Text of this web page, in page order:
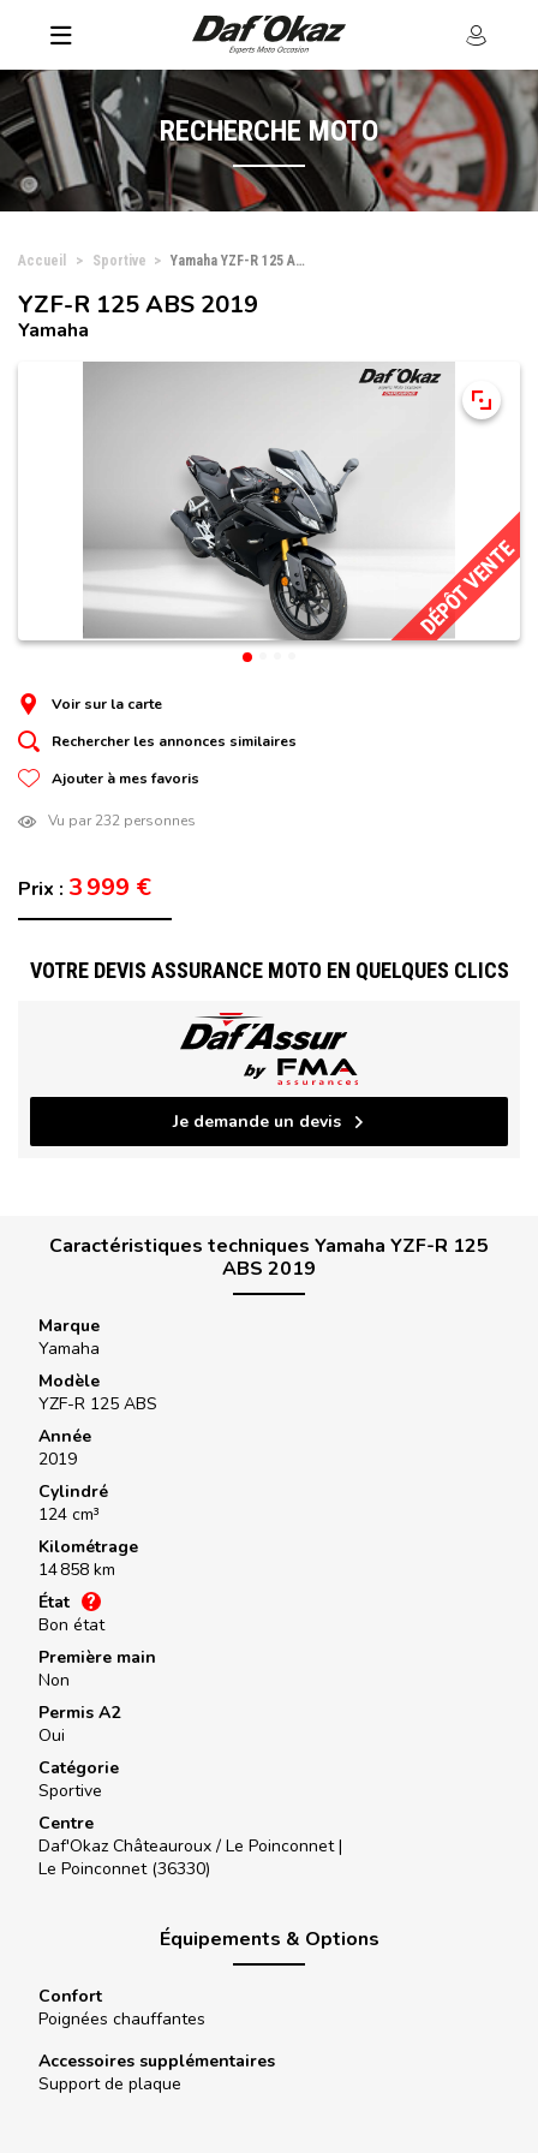
RECHERCHE MOTO
Accueil Sportive Yamaha YZF-R 125 ABS
DÉPÔT VENTE
YZF-R 125 ABS 2019
Yamaha
Voir sur la carte
Rechercher les annonces similaires
Ajouter à mes favoris
Vu par 232 personnes
Prix : 3 999 €
VOTRE DEVIS ASSURANCE MOTO EN QUELQUES CLICS
Je demande un devis
Caractéristiques techniques Yamaha YZF-R 125
ABS 2019
Marque
Yamaha
Modèle
YZF-R 125 ABS
Année
2019
Cylindré
124 cm³
Kilométrage
14 858 km
État
Bon état
Première main
Non
Permis A2
Oui
Catégorie
Sportive
Centre
Daf'Okaz Châteauroux / Le Poinconnet |
Le Poinconnet (36330)
Équipements & Options
Confort
Poignées chauffantes
Accessoires supplémentaires
Support de plaque